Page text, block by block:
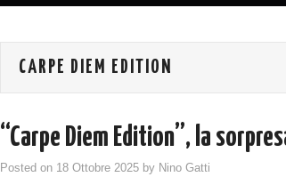
CARPE DIEM EDITION
“Carpe Diem Edition”, la
Posted on 18 Ottobre 2025 by Nino Gatti